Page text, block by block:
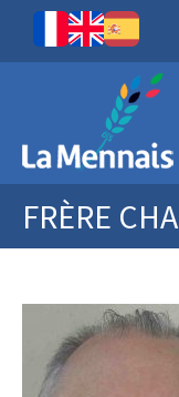
FRÈRE